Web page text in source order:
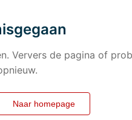
Ververs de pagina of
Naar homepage